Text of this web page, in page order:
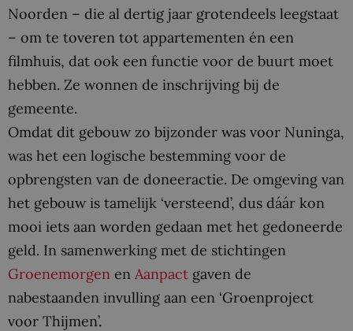
Noorden – die al dertig jaar grotendeels leegstaat
– om te toveren tot appartementen én een
filmhuis, dat ook een functie voor de buurt moet
hebben. Ze wonnen de inschrijving bij de
gemeente.
Omdat dit gebouw zo bijzonder was voor Nuninga,
was het een logische bestemming voor de
opbrengsten van de doneeractie. De omgeving van
het gebouw is tamelijk ‘versteend’, dus dáár kon
mooi iets aan worden gedaan met het gedoneerde
geld. In samenwerking met de stichtingen
Groenemorgen en Aanpact gaven de
nabestaanden invulling aan een ‘Groenproject
voor Thijmen’.